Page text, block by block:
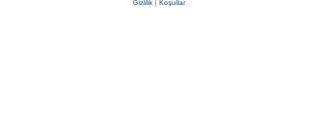
Gizlilik | Koşullar